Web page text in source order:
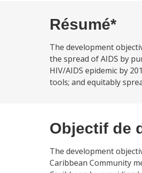
Résumé*
The development
the spread of AIDS by
HIV/AIDS epidemic by
tools; and equitably
Objectif de
The development
Caribbean Community